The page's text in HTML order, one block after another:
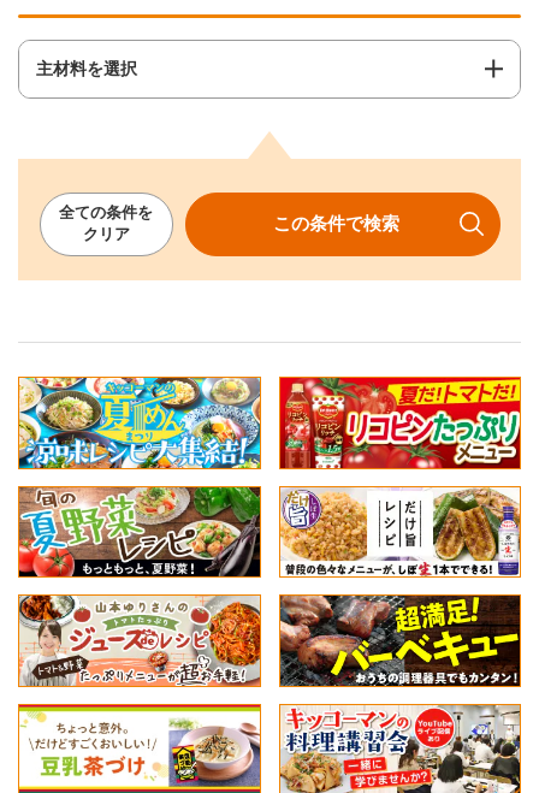
主材料を選択
全ての条件を
クリア
この条件で検索